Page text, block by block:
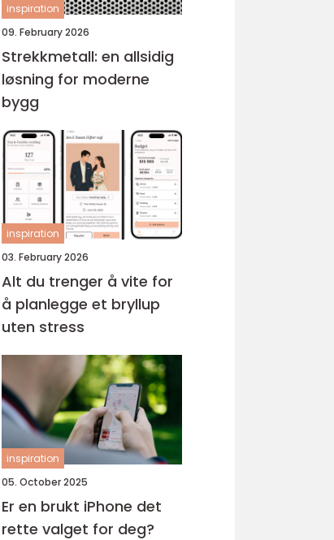
inspiration
09. February 2026
Strekkmetall: en allsidig
løsning for moderne
bygg
inspiration
03. February 2026
Alt du trenger å vite for
å planlegge et bryllup
uten stress
inspiration
05. October 2025
Er en brukt iPhone det
rette valget for deg?